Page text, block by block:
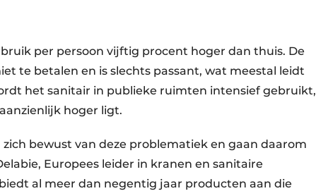
per persoon vijftig procent hoger dan thuis. De
te betalen en is slechts passant, wat meestal leidt
het sanitair in publieke ruimten intensief gebruikt,
hoger ligt.
bewust van deze problematiek en gaan daarom
Europees leider in kranen en sanitaire
al meer dan negentig jaar producten aan die